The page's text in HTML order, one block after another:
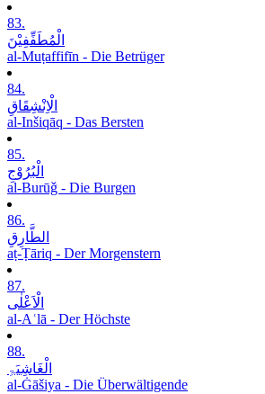
83.
الْمُطَفِّفِیْنَ
al-Muṭaffifīn - Die Betrüger
84.
الْاِنْشِقَاقِ
al-Inšiqāq - Das Bersten
85.
الْبُرُوْجِ
al-Burūǧ - Die Burgen
86.
الطَّارِقِ
aṭ-Ṭāriq - Der Morgenstern
87.
الْاَعْلٰی
al-Aʿlā - Der Höchste
88.
الْغَاشِیَۃِ
al-Ġāšiya - Die Überwältigende